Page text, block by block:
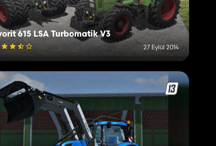
615 LSA Turbomatik V3
27 Eylül 2014